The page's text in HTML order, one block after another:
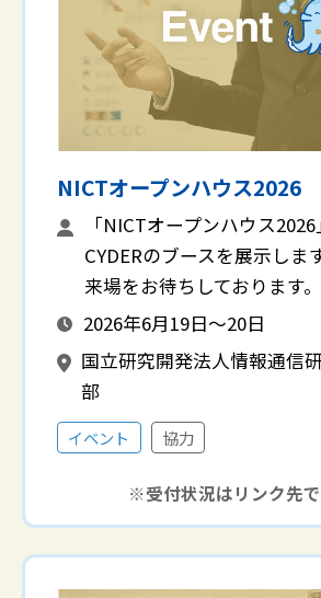
NICTオープンハウス2026
「NICTオープンハウス2026
CYDERのブースを展示しま
来場をお待ちしております。
2026年6月19日～20日
国立研究開発法人情報通信
部
イベント 協力